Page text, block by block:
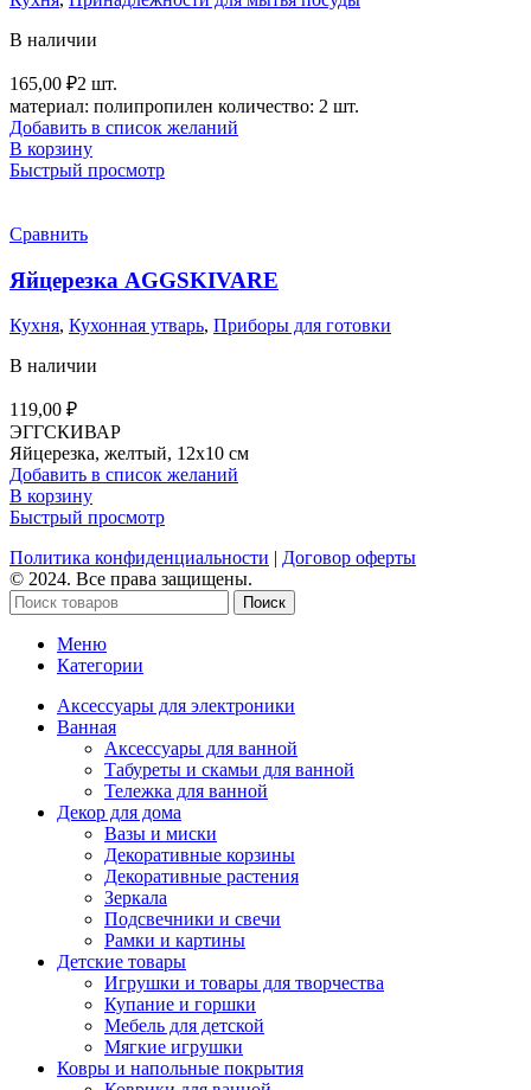
В наличии
165,00 ₽2 шт.
материал: полипропилен количество: 2 шт.
Добавить в список желаний
В корзину
Быстрый просмотр
Сравнить
Яйцерезка AGGSKIVARE
Кухня, Кухонная утварь, Приборы для готовки
В наличии
119,00 ₽
ЭГГСКИВАР
Яйцерезка, желтый, 12х10 см
Добавить в список желаний
В корзину
Быстрый просмотр
Политика конфиденциальности | Договор оферты
© 2024. Все права защищены.
Поиск
Меню
Категории
Аксессуары для электроники
Ванная
Аксессуары для ванной
Табуреты и скамьи для ванной
Тележка для ванной
Декор для дома
Вазы и миски
Декоративные корзины
Декоративные растения
Зеркала
Подсвечники и свечи
Рамки и картины
Детские товары
Игрушки и товары для творчества
Купание и горшки
Мебель для детской
Мягкие игрушки
Ковры и напольные покрытия